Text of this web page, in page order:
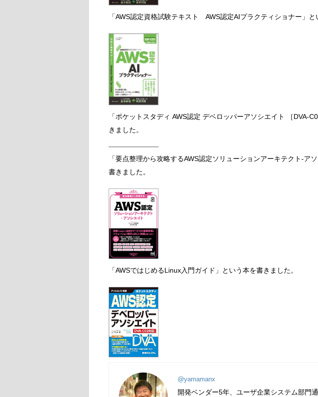
「AWS認定資格試験テキスト AWS認定AIプラクティショナー」と
「ポケットスタディ AWS認定 デベロッパーアソシエイト ［DVA-
きました。
「要点整理から攻略するAWS認定ソリューションアーキテクト-ア
書きました。
「AWSではじめるLinux入門ガイド」という本を書きました。
@yamamanx
開発ベンダー5年、ユーザ企業システム部門